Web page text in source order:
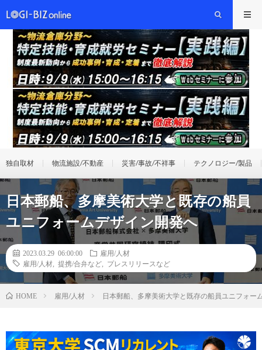
独自取材 物流施設/不動産 災害/事故/不祥事 テクノロジー/製品
日本郵船、多摩美術大学と既存の船員
ユニフォームデザイン開発へ
2023.03.29 06:00:00
雇用/人材
雇用/人材
提携/合弁など プレスリリースなど
HOME 雇用/人材 日本郵船、多摩美術大学と既存の船員ユニフォー